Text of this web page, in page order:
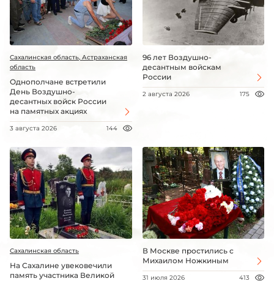
Сахалинская область, Астраханская
область
Однополчане встретили
День Воздушно-
десантных войск России
на памятных акциях
3 августа 2026 144
96 лет Воздушно-
десантным войскам
России
2 августа 2026 175
Сахалинская область
На Сахалине увековечили
память участника Великой
В Москве простились с
Михаилом Ножкиным
31 июля 2026 413